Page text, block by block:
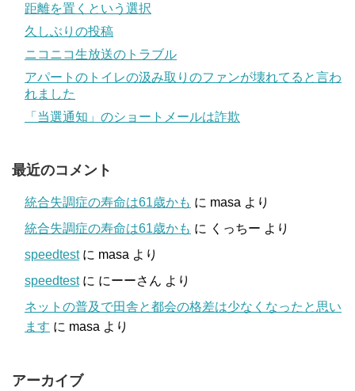
距離を置くという選択
久しぶりの投稿
ニコニコ生放送のトラブル
アパートのトイレの汲み取りのファンが壊れてると言わ
れました
「当選通知」のショートメールは詐欺
最近のコメント
統合失調症の寿命は61歳かも に masa より
統合失調症の寿命は61歳かも に くっちー より
speedtestに masa より
speedtestに にーーさん より
ネットの普及で田舎と都会の格差は少なくなったと思い
ます に masa より
アーカイブ